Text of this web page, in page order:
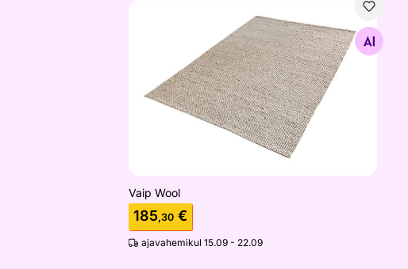
Otsi sarnaseid
Vaip Wool
185,30 €
ajavahemikul 15.09 - 22.09